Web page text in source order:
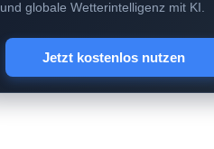
und globale Wetterintelligenz mit KI.
Jetzt kostenlos nutzen